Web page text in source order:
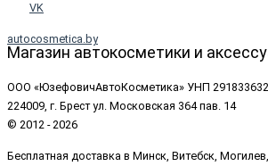
VK
autocosmetica.by
Магазин автокосметики и
ООО «ЮзефовичАвтоКосметика» УНП 291833632
224009, г. Брест ул. Московская 364 пав. 14
© 2012 - 2026
Бесплатная доставка в Минск, Витебск,